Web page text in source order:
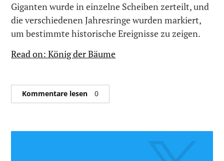
Giganten wurde in einzelne Scheiben zerteilt, und
die verschiedenen Jahresringe wurden markiert,
um bestimmte historische Ereignisse zu zeigen.
Read on: König der Bäume
Kommentare lesen 0